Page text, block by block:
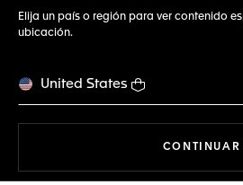
Elija un país o región para ver contenido
ubicación.
United States
CONTINUAR